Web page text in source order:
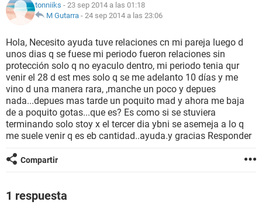
NUTRICIÓN
BIENESTAR
SEXUALIDAD
GLOSARIO
tonniiks - 23 sep 2014 a las 01:18
M Gutarra - 24 sep 2014 a las 23:06
Hola, Necesito ayuda tuve relaciones cn mi pareja luego d
unos dias q se fuese mi periodo fueron relaciones sin
protección solo q no eyaculo dentro, mi periodo tenia qur
venir el 28 d est mes solo q se me adelanto 10 días y me
vino d una manera rara, ,manche un poco y depues
nada...depues mas tarde un poquito mad y ahora me baja
de a poquito gotas...que es? Es como si se stuviera
terminando solo stoy x el tercer dia ybni se asemeja a lo q
me suele venir q es eb cantidad..ayuda.y gracias Responder
Compartir
1 respuesta